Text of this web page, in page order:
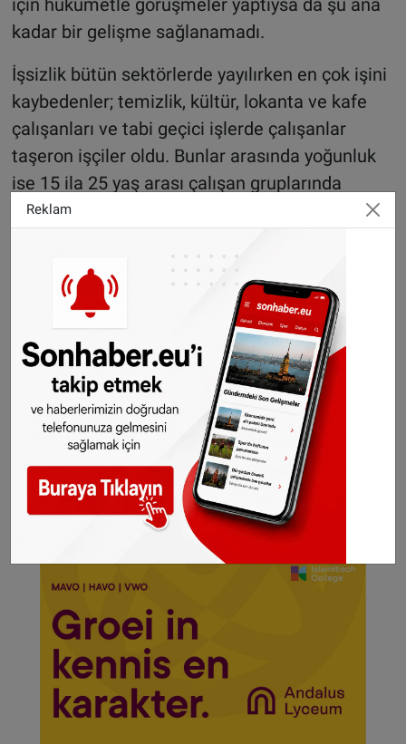
kadar bir gelişme sağlanamadı.
İşsizlik bütün sektörlerde yayılırken en çok işini
kaybedenler; temizlik, kültür, lokanta ve kafe
çalışanları ve tabi geçici işlerde çalışanlar
taşeron işçiler oldu. Bunlar arasında yoğunluk
ise 15 ila 25 yaş arası çalışan gruplarında
görüldü.
Normalde CBS, işsizlik gibi istatistik bilgilerini 3
ayda bir açıklıyordu ancak salgın nedeniyle bu
verileri her ay açıklamaya karar verildi.
WhatsApp’ta ücretsiz bültenimize abone olun,
Hollanda ve diğer Avrupa ülkeleri gündeminden
seçtiğimiz haberler her gün telefonunuza
gelsin!Abone olmak için tıklayın
Haberlerimizi izin almadan kullanmayınız
Haber:Habernet
Reklam